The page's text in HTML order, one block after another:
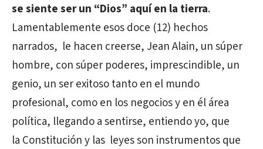
se siente ser un “Dios” aquí en la tierra.
Lamentablemente esos doce (12) hechos
narrados, le hacen creerse, Jean Alain, un súper
hombre, con súper poderes, imprescindible, un
genio, un ser exitoso tanto en el mundo
profesional, como en los negocios y en él área
política, llegando a sentirse, entiendo yo, que
la Constitución y las leyes son instrumentos que